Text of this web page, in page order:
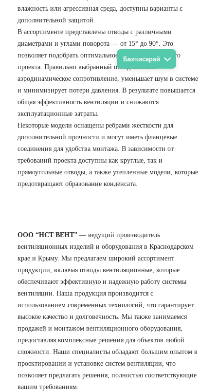
Бахчисарай
влажность или агрессивная среда, доступны варианты с
дополнительной защитой.
В ассортименте представлены отводы с различными
диаметрами и углами поворота — от 15° до 90°. Это
позволяет подобрать оптимальное решение для любого
проекта. Правильно выбранный отвод снижает
аэродинамическое сопротивление, уменьшает шум в системе
и минимизирует потери давления. В результате повышается
общая эффективность вентиляции и снижаются
эксплуатационные затраты.
Некоторые модели оснащены ребрами жесткости для
дополнительной прочности и могут иметь фланцевые
соединения для удобства монтажа. В зависимости от
требований проекта доступны как круглые, так и
прямоугольные отводы, а также утепленные модели, которые
предотвращают образование конденсата.
ООО “НСТ ВЕНТ” — ведущий производитель
вентиляционных изделий и оборудования в Краснодарском
крае и Крыму. Мы предлагаем широкий ассортимент
продукции, включая отводы вентиляционные, которые
обеспечивают эффективную и надежную работу системы
вентиляции. Наша продукция производится с
использованием современных технологий, что гарантирует
высокое качество и долговечность. Мы также занимаемся
продажей и монтажом вентиляционного оборудования,
предоставляя комплексные решения для объектов любой
сложности. Наши специалисты обладают большим опытом в
проектировании и установке систем вентиляции, что
позволяет предлагать решения, полностью соответствующие
вашим требованиям.